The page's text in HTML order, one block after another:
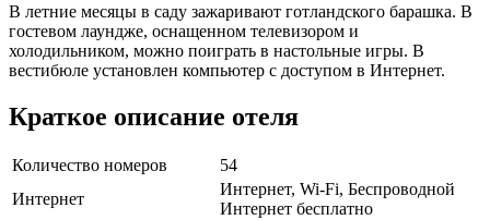
В летние месяцы в саду зажаривают готландского барашка. В
гостевом лаундже, оснащенном телевизором и
холодильником, можно поиграть в настольные игры. В
вестибюле установлен компьютер с доступом в Интернет.
Краткое описание отеля
Количество номеров
54
Интернет
Интернет, Wi-Fi, Беспроводной
Интернет бесплатно